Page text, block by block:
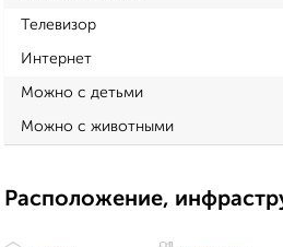
Телевизор
Интернет
Можно с детьми
Можно с животными
Расположение,